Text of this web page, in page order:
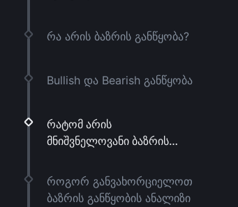
რა არის ბაზრის განწყობა?
Bullish და Bearish განწყობა
რატომ არის
მნიშვნელოვანი ბაზრის
როგორ განვახორციელოთ
ბაზრის განწყობის ანალიზი